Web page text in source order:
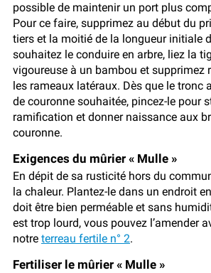
possible de maintenir un port plus
Pour ce faire, supprimez au début du
tiers et la moitié de la longueur initiale
souhaitez le conduire en arbre, liez la
vigoureuse à un bambou et supprimez
les rameaux latéraux. Dès que le tronc
de couronne souhaitée, pincez-le pour
ramification et donner naissance aux
couronne.
Exigences du mûrier « Mulle »
En dépit de sa rusticité hors du
la chaleur. Plantez-le dans un endroit
doit être bien perméable et sans
est trop lourd, vous pouvez l’amender
notre terreau fertile n° 2.
Fertiliser le mûrier « Mulle »